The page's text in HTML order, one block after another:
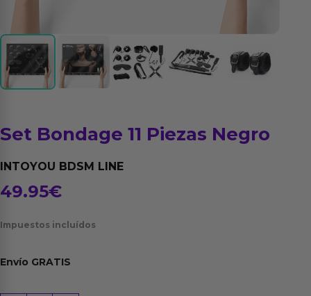
Set Bondage 11 Piezas Negro
INTOYOU BDSM LINE
49.95€
Impuestos incluídos
Envío GRATIS